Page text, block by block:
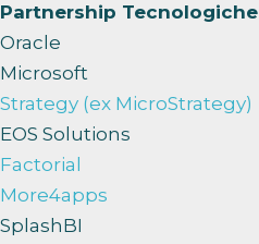
Partnership Tecnologiche
Oracle
Microsoft
Strategy (ex MicroStrategy)
EOS Solutions
Factorial
More4apps
SplashBI